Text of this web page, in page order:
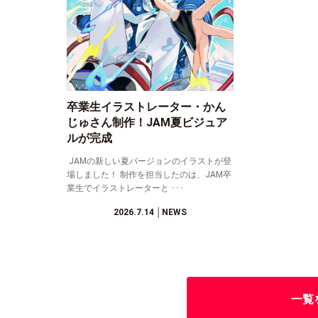
卒業生イラストレーター・かん
じゅさん制作！JAM夏ビジュア
ルが完成
JAMの新しい夏バージョンのイラストが登
場しました！ 制作を担当したのは、JAM卒
業生でイラストレーターと ･･･
2026.7.14│NEWS
一覧